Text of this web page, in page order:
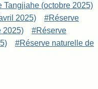
Tangjiahe (octobre 2025)
2025)
#Réserve
2025)
#Réserve
#Réserve naturelle de